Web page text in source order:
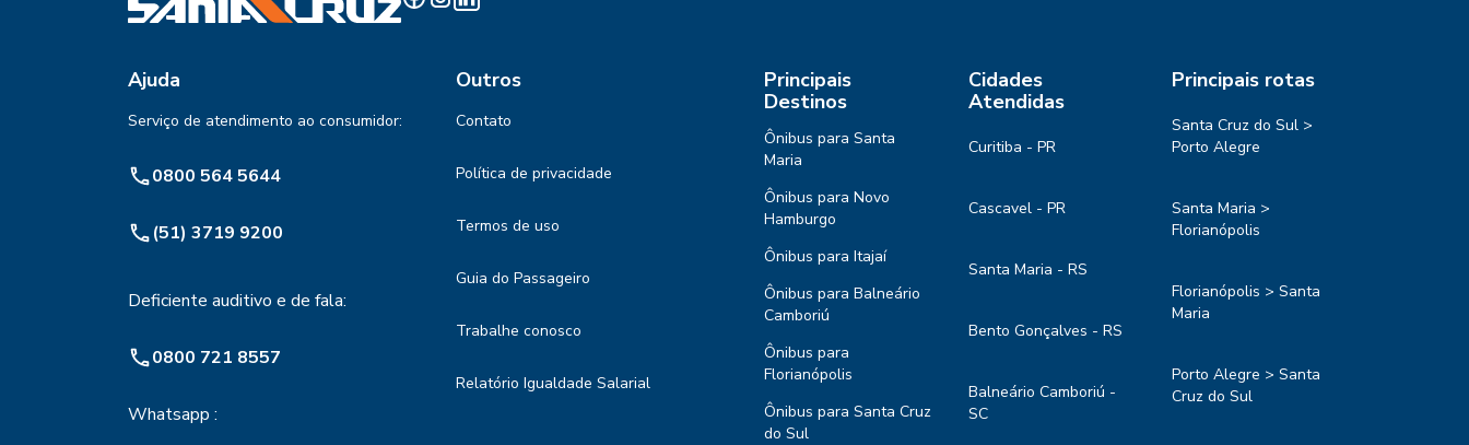
Ajuda
Serviço de atendimento ao consumidor:
0800 564 5644
(51) 3719 9200
Deficiente auditivo e de fala:
0800 721 8557
Whatsapp :
Outros
Contato
Política de privacidade
Termos de uso
Guia do Passageiro
Trabalhe conosco
Relatório Igualdade Salarial
Principais
Destinos
Ônibus para Santa
Maria
Ônibus para Novo
Hamburgo
Ônibus para Itajaí
Ônibus para Balneário
Camboriú
Ônibus para
Florianópolis
Ônibus para Santa Cruz
do Sul
Cidades
Atendidas
Curitiba - PR
Cascavel - PR
Santa Maria - RS
Bento Gonçalves - RS
Balneário Camboriú -
SC
Principais rotas
Santa Cruz do Sul >
Porto Alegre
Santa Maria >
Florianópolis
Florianópolis > Santa
Maria
Porto Alegre > Santa
Cruz do Sul